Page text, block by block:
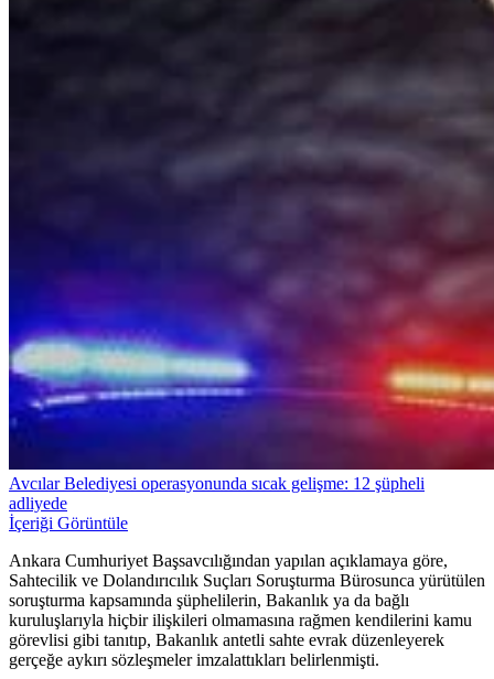
Avcılar Belediyesi operasyonunda sıcak gelişme: 12 şüpheli
adliyede
İçeriği Görüntüle
Ankara Cumhuriyet Başsavcılığından yapılan açıklamaya göre,
Sahtecilik ve Dolandırıcılık Suçları Soruşturma Bürosunca yürütülen
soruşturma kapsamında şüphelilerin, Bakanlık ya da bağlı
kuruluşlarıyla hiçbir ilişkileri olmamasına rağmen kendilerini kamu
görevlisi gibi tanıtıp, Bakanlık antetli sahte evrak düzenleyerek
gerçeğe aykırı sözleşmeler imzalattıkları belirlenmişti.